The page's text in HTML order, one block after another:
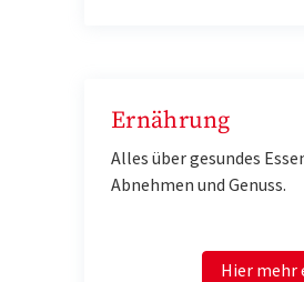
Ernährung
Alles über gesundes
Abnehmen und Genuss.
Hier mehr